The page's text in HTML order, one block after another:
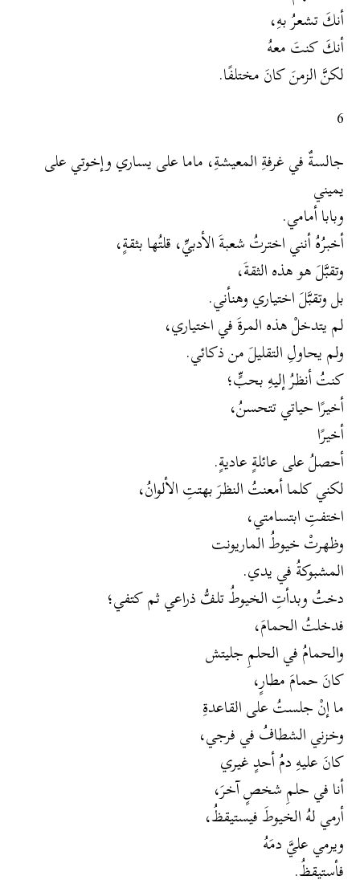
أنكَ تشعرُ بهِ،
أنكَ كنتَ معهُ
لكنَّ الزمنَ كانَ مختلفًا.
6
جالسةٌ في غرفةِ المعيشةِ، ماما على يساري وإخوتي على
يميني
وبابا أمامي.
أخبرُهُ أنني اخترتُ شعبةَ الأدبيِّ، قلتُها بثقةٍ،
وتقبَّلَ هو هذه الثقةَ،
بل وتقبَّلَ اختياري وهنأني.
لم يتدخلْ هذه المرةَ في اختياري،
ولم يحاولِ التقليلَ من ذكائي.
كنتُ أنظرُ إليهِ بحبٍّ؛
أخيرًا حياتي تتحسنُ،
أخيرًا
أحصلُ على عائلةٍ عاديةٍ.
لكني كلما أمعنتُ النظرَ بهتتِ الألوانُ،
اختفتِ ابتسامتي،
وظهرتْ خيوطُ الماريونت
المشبوكةُ في يدي.
دختُ وبدأتِ الخيوطُ تلفُّ ذراعي ثم كتفي؛
فدخلتُ الحمامَ،
والحمامُ في الحلمِ جليتش
كانَ حمامَ مطارٍ،
ما إنْ جلستُ على القاعدةِ
وخزني الشطافُ في فرجي،
كانَ عليهِ دمُ أحدٍ غيري
أنا في حلمِ شخصٍ آخرَ،
أرمي لهُ الخيوطَ فيستيقظُ،
ويرمي عليَّ دمَهُ
فأستيقظُ.